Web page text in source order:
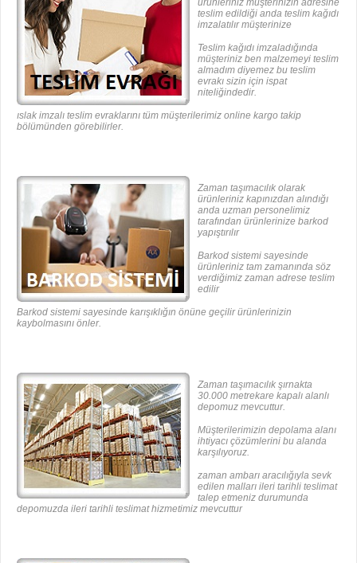
teslim edildiği anda teslim kağıdı
imzalatılır müşterinize
Teslim kağıdı imzaladığında
müşteriniz ben malzemeyi teslim
almadım diyemez bu teslim
evrakı sizin için ispat
niteliğindedir.
ıslak imzalı teslim evraklarını tüm müşterilerimiz online kargo takip
bölümünden görebilirler.
Zaman taşımacılık olarak
ürünleriniz kapınızdan alındığı
anda uzman personelimiz
tarafından ürünlerinize barkod
yapıştırılır
Barkod sistemi sayesinde
ürünleriniz tam zamanında söz
verdiğimiz zaman adrese teslim
edilir
Barkod sistemi sayesinde karışıklığın önüne geçilir ürünlerinizin
kaybolmasını önler.
Zaman taşımacılık şırnakta
30.000 metrekare kapalı alanlı
depomuz mevcuttur.
Müşterilerimizin depolama alanı
ihtiyacı çözümlerini bu alanda
karşılıyoruz.
zaman ambarı aracılığıyla sevk
edilen malları ileri tarihli teslimat
talep etmeniz durumunda
depomuzda ileri tarihli teslimat hizmetimiz mevcuttur